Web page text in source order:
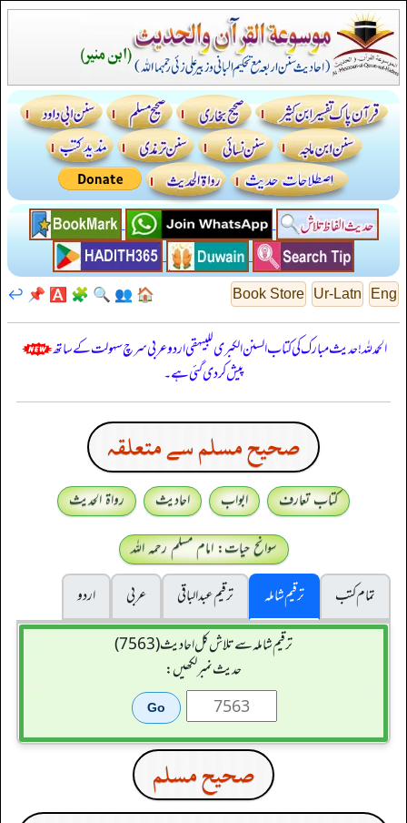
Eng
Ur-Latn
Book Store
🏠
👥
🔍
🧩
🅰️
📌
↩️
الحمدللہ! حدیث مبارک کی کتاب السنن الكبرى للبيهقي اردو عربی سرچ سہولت کے ساتھ
پیش کر دی گئی ہے۔
صحيح مسلم سے متعلقہ
کتاب تعارف ابواب احادیث
رواۃ الحدیث
سوانح حیات: امام مسلم رحمہ اللہ
تمام کتب
ترقیم شاملہ ترقيم عبدالباقی عربی
اردو
ترقیم شاملہ سے تلاش کل احادیث (7563)
حدیث نمبر لکھیں:
صحيح مسلم